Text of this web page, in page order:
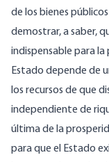
de los bienes
demostrar, a saber,
indispensable para
Estado depende de
los recursos de que
independiente de
última de la
para que el Estado